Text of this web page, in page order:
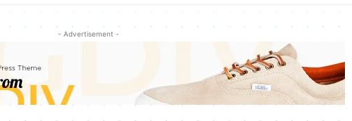
- Advertisement -